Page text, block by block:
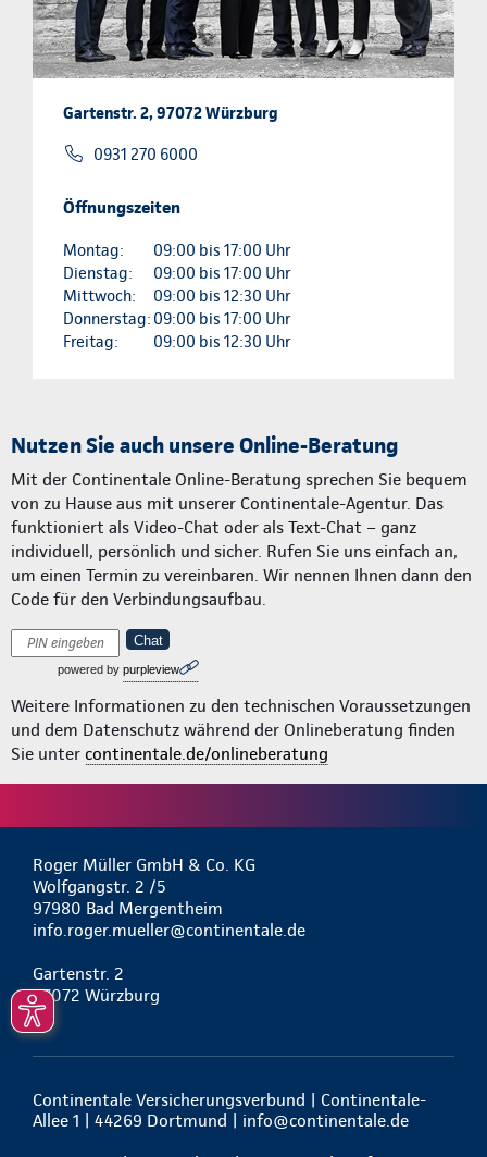
Gartenstr. 2, 97072 Würzburg
0931 270 6000
Öffnungszeiten
Montag:
09:00 bis 17:00 Uhr
Dienstag:
09:00 bis 17:00 Uhr
Mittwoch:
09:00 bis 12:30 Uhr
Donnerstag: 09:00 bis 17:00 Uhr
Freitag:
09:00 bis 12:30 Uhr
Nutzen Sie auch unsere Online-Beratung
Mit der Continentale Online-Beratung sprechen Sie bequem
von zu Hause aus mit unserer Continentale-Agentur. Das
funktioniert als Video-Chat oder als Text-Chat – ganz
individuell, persönlich und sicher. Rufen Sie uns einfach an,
um einen Termin zu vereinbaren. Wir nennen Ihnen dann den
Code für den Verbindungsaufbau.
Chat
powered by purpleview
Weitere Informationen zu den technischen Voraussetzungen
und dem Datenschutz während der Onlineberatung finden
Sie unter continentale.de/onlineberatung
Roger Müller GmbH & Co. KG
Wolfgangstr. 2 /5
97980 Bad Mergentheim
info.roger.mueller@continentale.de
Gartenstr. 2
97072 Würzburg
Continentale Versicherungsverbund | Continentale-
Allee 1 | 44269 Dortmund | info@continentale.de